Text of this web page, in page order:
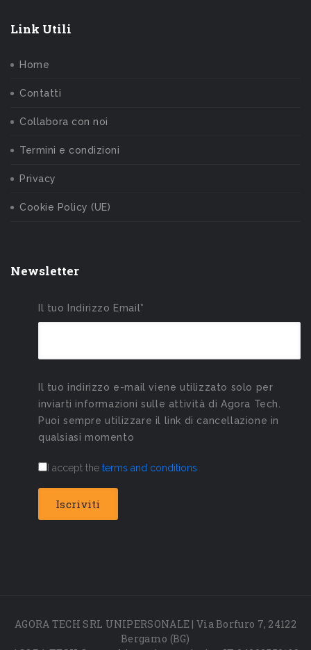
Link Utili
Home
Contatti
Collabora con noi
Termini e condizioni
Privacy
Cookie Policy (UE)
Newsletter
Il tuo Indirizzo Email*
Il tuo indirizzo e-mail viene utilizzato solo per
inviarti informazioni sulle attività di Agora Tech.
Puoi sempre utilizzare il link di cancellazione in
qualsiasi momento
I accept the terms and conditions
AGORA TECH SRL UNIPERSONALE | Via Borfuro 7, 24122
Bergamo (BG)